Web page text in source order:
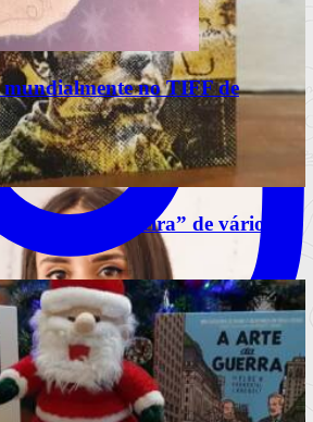
1974, quinta-feira” de vários
no TIFF de